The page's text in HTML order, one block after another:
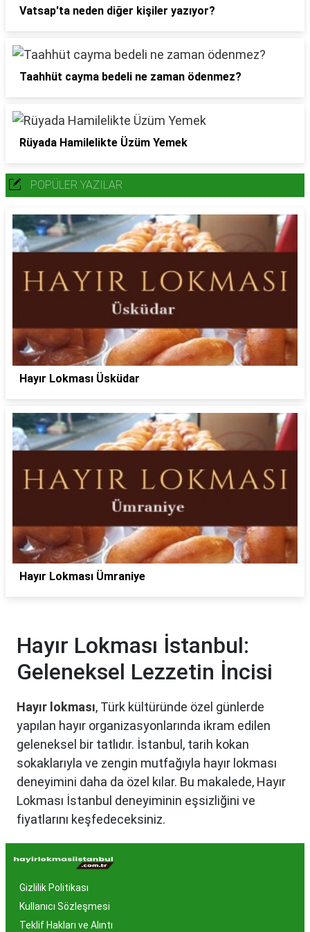
Vatsap'ta neden diğer kişiler yazıyor?
Taahhüt cayma bedeli ne zaman ödenmez?
Rüyada Hamilelikte Üzüm Yemek
POPÜLER YAZILAR
Hayır Lokması Üsküdar
Hayır Lokması Ümraniye
Hayır Lokması İstanbul:
Geleneksel Lezzetin İncisi
Hayır lokması, Türk kültüründe özel günlerde
yapılan hayır organizasyonlarında ikram edilen
geleneksel bir tatlıdır. İstanbul, tarih kokan
sokaklarıyla ve zengin mutfağıyla hayır lokması
deneyimini daha da özel kılar. Bu makalede, Hayır
Lokması İstanbul deneyiminin eşsizliğini ve
fiyatlarını keşfedeceksiniz.
Hayır Lokması İstanbul'da
Neden Popüler?
İstanbul, tarih ve kültür mirasıyla öne çıkan bir
şehir olmasıyla birlikte, geleneksel lezzetlerle de
Gizlilik Politikası
Kullanıcı Sözleşmesi
Teklif Hakları ve Alıntı